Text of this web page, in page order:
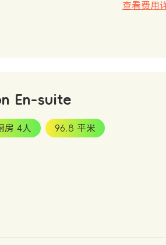
查看费用
En-suite
房 4人 96.8 平米